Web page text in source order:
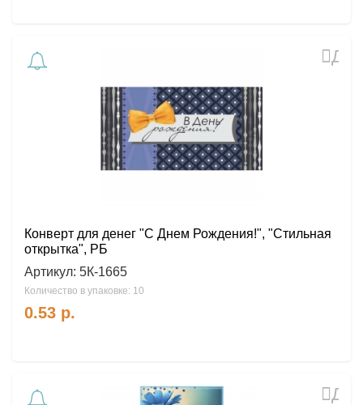
Конверт для денег "С Днем Рождения!", "Стильная
открытка", РБ
Артикул: 5К-1665
Количество в упаковке: 10
0.53 р.